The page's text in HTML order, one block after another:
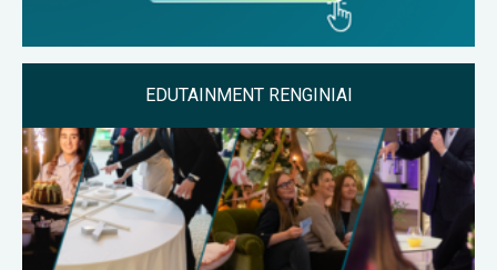
EDUTAINMENT RENGINIAI